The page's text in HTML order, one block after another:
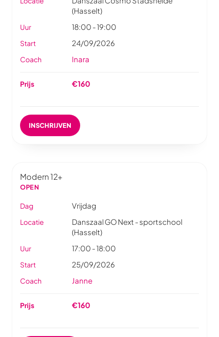
(Hasselt)
Uur 18:00 - 19:00
Start 24/09/2026
Coach Inara
Prijs €160
INSCHRIJVEN
Modern 12+
OPEN
Dag Vrijdag
Locatie
Danszaal GO Next - sportschool
(Hasselt)
Uur 17:00 - 18:00
Start 25/09/2026
Coach Janne
Prijs €160